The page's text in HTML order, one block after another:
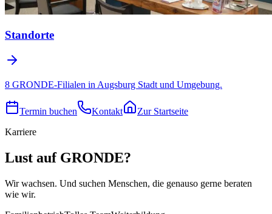
Standorte
8 GRONDE-Filialen in Augsburg Stadt und Umgebung.
Termin buchen Kontakt
Zur Startseite
Karriere
Lust auf GRONDE?
Wir wachsen. Und suchen Menschen, die genauso gerne beraten
wie wir.